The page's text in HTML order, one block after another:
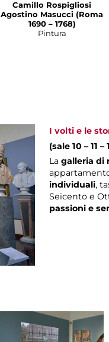
Camillo Rospigliosi
Agostino Masucci (Roma
1690 – 1768)
Pintura
I volti e le
(sale 10 – 11 –
Lagalleria di
individuali,
Seicento e
passioni e